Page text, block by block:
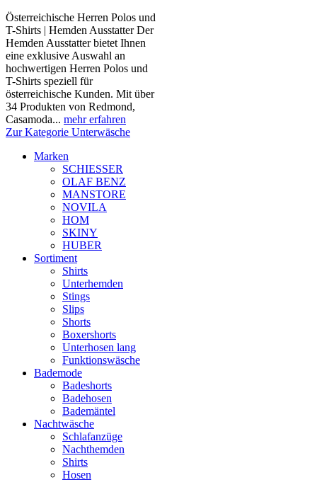
Österreichische Herren Polos und
T-Shirts | Hemden Ausstatter Der
Hemden Ausstatter bietet Ihnen
eine exklusive Auswahl an
hochwertigen Herren Polos und
T-Shirts speziell für
österreichische Kunden. Mit über
34 Produkten von Redmond,
Casamoda... mehr erfahren
Zur Kategorie Unterwäsche
Marken
SCHIESSER
OLAF BENZ
MANSTORE
NOVILA
HOM
SKINY
HUBER
Sortiment
Shirts
Unterhemden
Stings
Slips
Shorts
Boxershorts
Unterhosen lang
Funktionswäsche
Bademode
Badeshorts
Badehosen
Bademäntel
Nachtwäsche
Schlafanzüge
Nachthemden
Shirts
Hosen